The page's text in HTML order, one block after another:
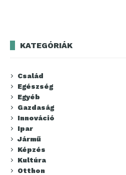
KATEGÓRIÁK
Család
Egészség
Egyéb
Gazdaság
Innováció
Ipar
Jármű
Képzés
Kultúra
Otthon